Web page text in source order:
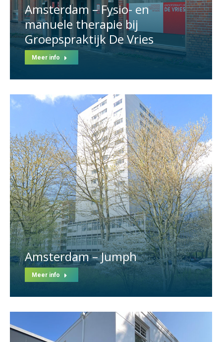
Amsterdam – Fysio- en
manuele therapie bij
Groepspraktijk De Vries
Meer info
Amsterdam – Jumph
Meer info